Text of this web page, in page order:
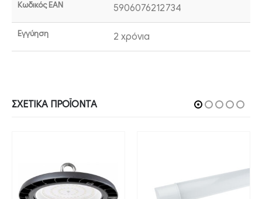
Κωδικός EAN 5906076212734
Εγγύηση 2 χρόνια
ΣΧΕΤΙΚΆ ΠΡΟΪΌΝΤΑ